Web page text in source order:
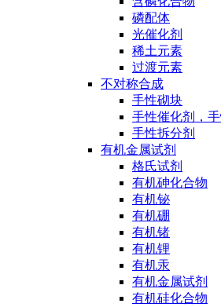
磷配体
光催化剂
稀土元素
过渡元素
不对称合成
手性砌块
手性催化剂，
手性拆分剂
有机金属试剂
格氏试剂
有机砷化合物
有机铋
有机硼
有机锗
有机锂
有机汞
有机金属试剂
有机硅化合物